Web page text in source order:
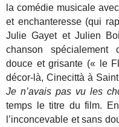
la comédie musicale
et enchanteresse (qui
Julie Gayet et Julien
chanson spécialement
douce et grisante (« le
décor-là, Cinecittà à
Je n’avais pas vu les
temps le titre du film.
l’inconcevable et sans